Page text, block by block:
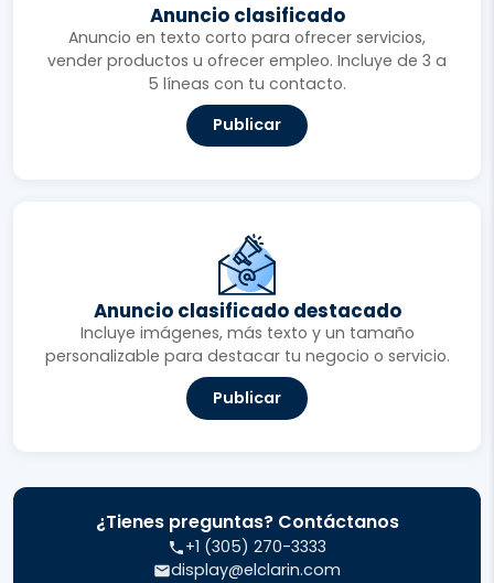
Anuncio clasificado
Anuncio en texto corto para ofrecer servicios,
vender productos u ofrecer empleo. Incluye de 3 a
5 líneas con tu contacto.
Publicar
Anuncio clasificado destacado
Incluye imágenes, más texto y un tamaño
personalizable para destacar tu negocio o servicio.
Publicar
¿Tienes preguntas? Contáctanos
+1 (305) 270-3333
display@elclarin.com